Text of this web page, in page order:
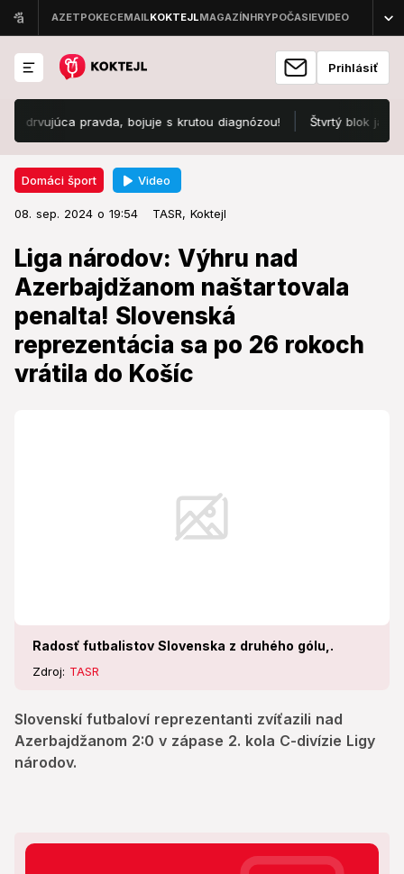
Prihlásiť
pravda, bojuje s krutou diagnózou! Štvrtý blok jadrovej
Domáci šport Video
08. sep. 2024 o 19:54 TASR, Koktejl
Liga národov: Výhru nad
Azerbajdžanom naštartovala
penalta! Slovenská
reprezentácia sa po 26 rokoch
vrátila do Košíc
Radosť futbalistov Slovenska z druhého gólu,.
Zdroj: TASR
Slovenskí futbaloví reprezentanti zvíťazili nad
Azerbajdžanom 2:0 v zápase 2. kola C-divízie Ligy
národov.
Domáci šport 08. sep. 2024 o 19:54
Liga národov: Výhru nad
Azerbajdžanom naštartovala
penalta! Slovenská reprezentácia
sa po 26 rokoch vrátila do Košíc
Slovenskí futbaloví reprezentanti zvíťazili nad
Azerbajdžanom 2:0 v zápase 2. kola C-divízie Ligy
národov.